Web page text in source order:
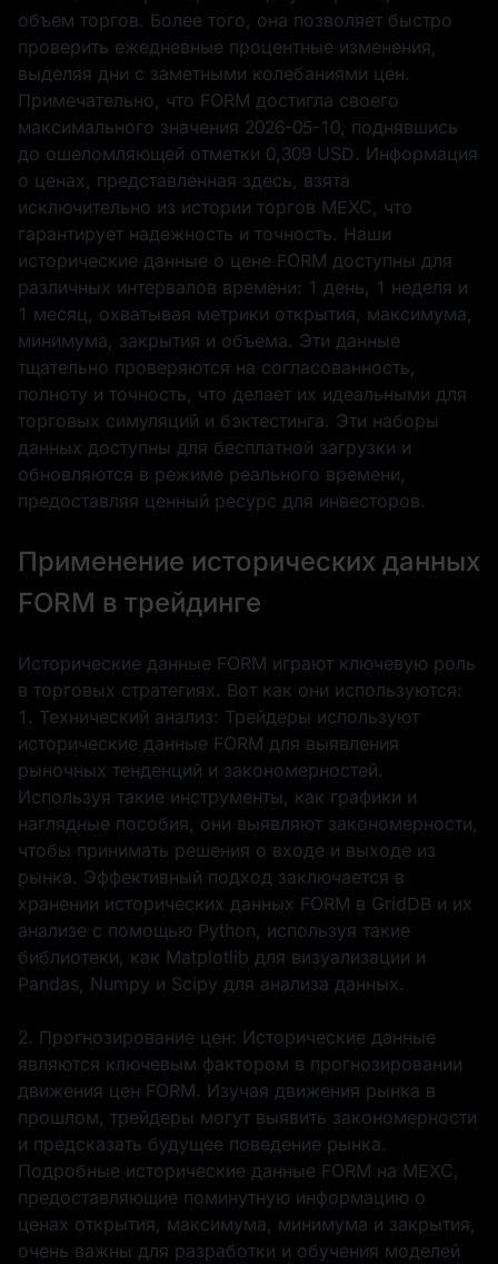
объем торгов. Более того, она позволяет быстро
проверить ежедневные процентные изменения,
выделяя дни с заметными колебаниями цен.
Примечательно, что FORM достигла своего
максимального значения 2026-05-10 , поднявшись
до ошеломляющей отметки 0,309 USD . Информация
о ценах, представленная здесь, взята
исключительно из истории торгов MEXC, что
гарантирует надежность и точность. Наши
исторические данные о цене FORM доступны для
различных интервалов времени: 1 день, 1 неделя и
1 месяц, охватывая метрики открытия, максимума,
минимума, закрытия и объема. Эти данные
тщательно проверяются на согласованность,
полноту и точность, что делает их идеальными для
торговых симуляций и бэктестинга. Эти наборы
данных доступны для бесплатной загрузки и
обновляются в режиме реального времени,
предоставляя ценный ресурс для инвесторов.
Применение исторических данных
FORM в трейдинге
Исторические данные FORM играют ключевую роль
в торговых стратегиях. Вот как они используются:
1. Технический анализ: Трейдеры используют
исторические данные FORM для выявления
рыночных тенденций и закономерностей.
Используя такие инструменты, как графики и
наглядные пособия, они выявляют закономерности,
чтобы принимать решения о входе и выходе из
рынка. Эффективный подход заключается в
хранении исторических данных FORM в GridDB и их
анализе с помощью Python, используя такие
библиотеки, как Matplotlib для визуализации и
Pandas, Numpy и Scipy для анализа данных.
2. Прогнозирование цен: Исторические данные
являются ключевым фактором в прогнозировании
движения цен FORM. Изучая движения рынка в
прошлом, трейдеры могут выявить закономерности
и предсказать будущее поведение рынка.
Подробные исторические данные FORM на MEXC,
предоставляющие поминутную информацию о
ценах открытия, максимума, минимума и закрытия,
очень важны для разработки и обучения моделей